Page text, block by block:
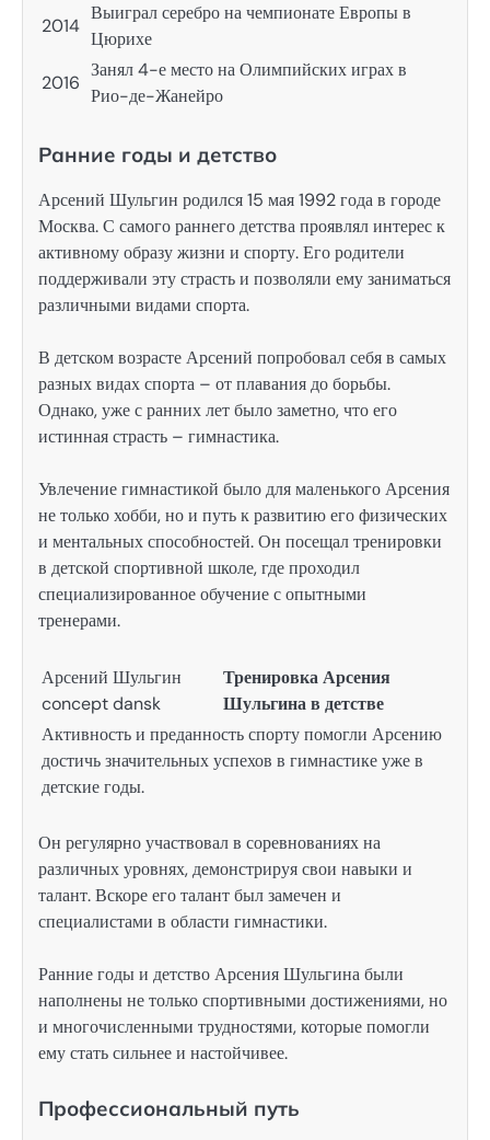
2014
Выиграл серебро на чемпионате Европы в
Цюрихе
2016
Занял 4-е место на Олимпийских играх в
Рио-де-Жанейро
Ранние годы и детство
Арсений Шульгин родился 15 мая 1992 года в городе
Москва. С самого раннего детства проявлял интерес к
активному образу жизни и спорту. Его родители
поддерживали эту страсть и позволяли ему заниматься
различными видами спорта.
В детском возрасте Арсений попробовал себя в самых
разных видах спорта – от плавания до борьбы.
Однако, уже с ранних лет было заметно, что его
истинная страсть – гимнастика.
Увлечение гимнастикой было для маленького Арсения
не только хобби, но и путь к развитию его физических
и ментальных способностей. Он посещал тренировки
в детской спортивной школе, где проходил
специализированное обучение с опытными
тренерами.
Арсений Шульгин
concept dansk
Тренировка Арсения
Шульгина в детстве
Активность и преданность спорту помогли Арсению
достичь значительных успехов в гимнастике уже в
детские годы.
Он регулярно участвовал в соревнованиях на
различных уровнях, демонстрируя свои навыки и
талант. Вскоре его талант был замечен и
специалистами в области гимнастики.
Ранние годы и детство Арсения Шульгина были
наполнены не только спортивными достижениями, но
и многочисленными трудностями, которые помогли
ему стать сильнее и настойчивее.
Профессиональный путь